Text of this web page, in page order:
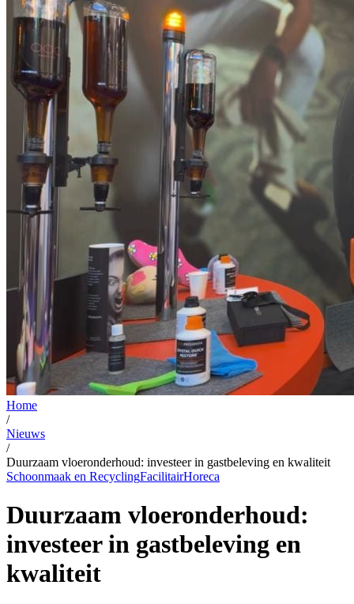
Home
/
Nieuws
/
Duurzaam vloeronderhoud: investeer in gastbeleving en kwaliteit
Schoonmaak en RecyclingFacilitairHoreca
Duurzaam vloeronderhoud:
investeer in gastbeleving en
kwaliteit